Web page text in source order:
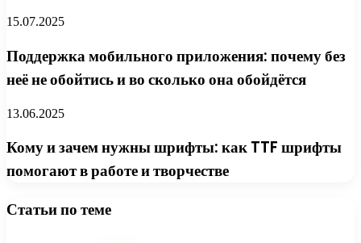
15.07.2025
Поддержка мобильного приложения: почему без
неё не обойтись и во сколько она обойдётся
13.06.2025
Кому и зачем нужны шрифты: как TTF шрифты
помогают в работе и творчестве
Статьи по теме